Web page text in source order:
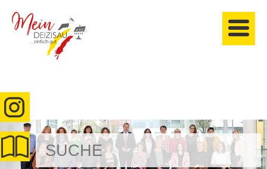
anmelden